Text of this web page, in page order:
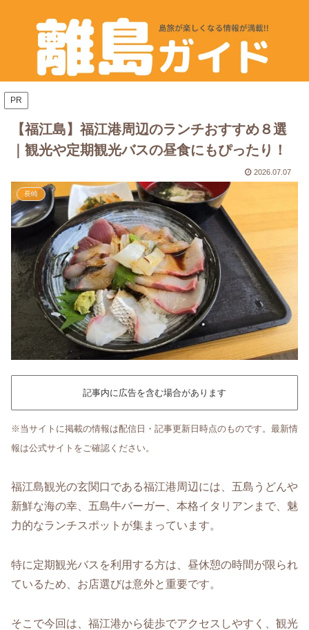
PR
【福江島】福江港周辺のランチおすすめ８選
｜観光や定期観光バスの昼食にもぴったり！
2026.07.07
長崎
記事内に広告を含む場合があります
※当サイトに掲載の情報は配信日・記事更新日時点のものです。最新情
報は公式サイトをご確認ください。
福江島観光の玄関口である福江港周辺には、五島うどんや
新鮮な海の幸、五島牛バーガー、本格イタリアンまで、魅
力的なランチスポットが集まっています。
特に定期観光バスを利用する方は、昼休憩の時間が限られ
ているため、お店選びは意外と重要です。
そこで今回は、福江港から徒歩でアクセスしやすく、観光